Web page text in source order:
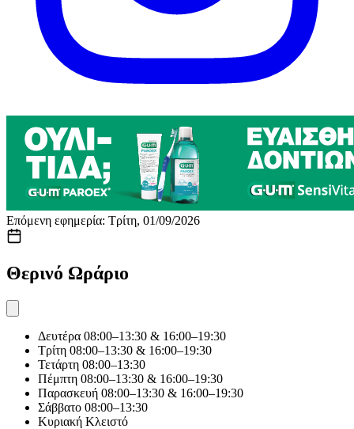
Επόμενη εφημερία: Τρίτη, 01/09/2026
Θερινό Ωράριο
Δευτέρα 08:00–13:30 & 16:00–19:30
Τρίτη 08:00–13:30 & 16:00–19:30
Τετάρτη 08:00–13:30
Πέμπτη 08:00–13:30 & 16:00–19:30
Παρασκευή 08:00–13:30 & 16:00–19:30
Σάββατο 08:00–13:30
Κυριακή Κλειστό